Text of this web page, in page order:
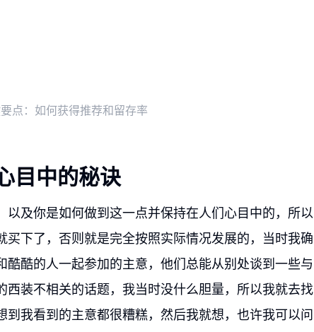
点：如何获得推荐和留存率
目中的秘诀
以及你是如何做到这一点并保持在人们心目中的，所以
买下了，否则就是完全按照实际情况发展的，当时我确
酷酷的人一起参加的主意，他们总能从别处谈到一些与
西装不相关的话题，我当时没什么胆量，所以我就去找
到我看到的主意都很糟糕，然后我就想，也许我可以问